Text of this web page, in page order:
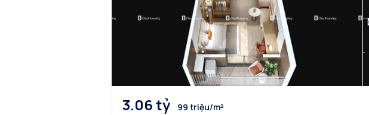
3.06 tỷ
99 triệu/m²